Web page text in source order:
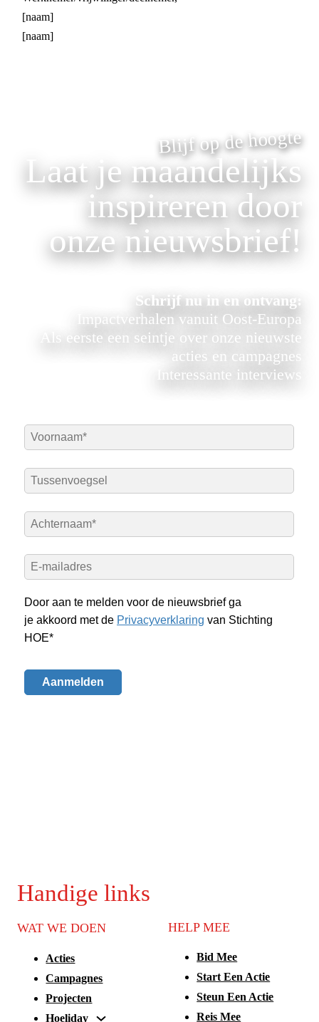
[naam]
[naam]
Blijf op de hoogte
Laat je maandelijks
inspireren door
onze nieuwsbrief!
Schrijf nu in en ontvang:
Impactverhalen vanuit Oost-Europa
Als eerste een seintje over onze nieuwste
acties en campagnes
Interessante interviews
Handige links
WAT WE DOEN
Acties
Campagnes
Projecten
Hoeliday
HELP MEE
Bid Mee
Start Een Actie
Steun Een Actie
Reis Mee